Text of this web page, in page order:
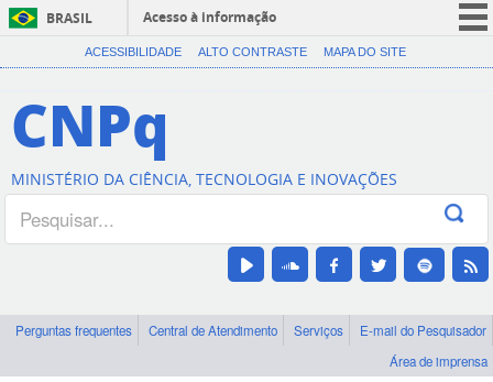
BRASIL
Acesso à informação
CORONAVÍRUS (COVID-19)
Canais
ACESSIBILIDADE ALTO CONTRASTE MAPA DO SITE
CNPq
MINISTÉRIO DA CIÊNCIA, TECNOLOGIA E INOVAÇÕES
Perguntas frequentes Central de Atendimento Serviços
E-mail do Pesquisador
Área de imprensa